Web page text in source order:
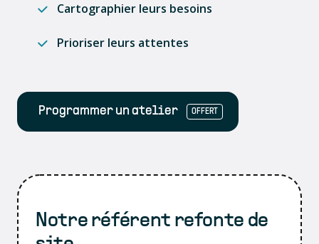
Cartographier leurs besoins
Prioriser leurs attentes
Programmer un atelier OFFERT
Notre référent refonte de